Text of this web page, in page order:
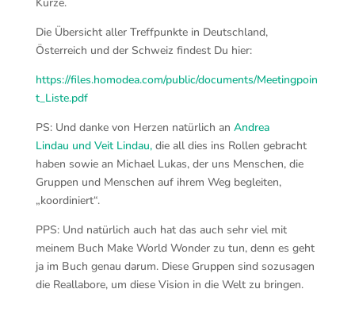
Die Übersicht aller Treffpunkte in Deutschland,
Österreich und der Schweiz findest Du hier:
https://files.homodea.com/public/documents/Meetingpoin
t_Liste.pdf
PS: Und danke von Herzen natürlich an Andrea
Lindau und Veit Lindau,die all dies ins Rollen gebracht
haben sowie an Michael Lukas, der uns Menschen, die
Gruppen und Menschen auf ihrem Weg begleiten,
„koordiniert“.
PPS: Und natürlich auch hat das auch sehr viel mit
meinem Buch Make World Wonder zu tun, denn es geht
ja im Buch genau darum. Diese Gruppen sind sozusagen
die Reallabore, um diese Vision in die Welt zu bringen.